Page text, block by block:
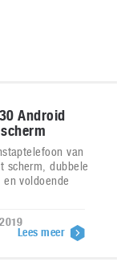
Android
van
scherm, dubbele
voldoende
Lees meer